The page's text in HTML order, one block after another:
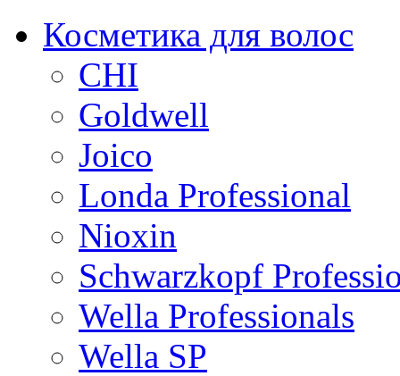
Косметика для волос
CHI
Goldwell
Joico
Londa Professional
Nioxin
Schwarzkopf
Wella Professionals
Wella SP